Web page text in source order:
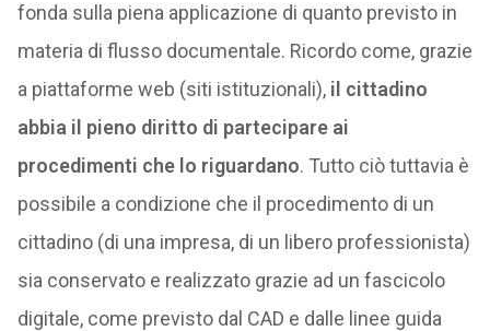
fonda sulla piena applicazione di quanto previsto in
materia di flusso documentale. Ricordo come, grazie
a piattaforme web (siti istituzionali), il cittadino
abbia il pieno diritto di partecipare ai
procedimenti che lo riguardano. Tutto ciò tuttavia è
possibile a condizione che il procedimento di un
cittadino (di una impresa, di un libero professionista)
sia conservato e realizzato grazie ad un fascicolo
digitale, come previsto dal CAD e dalle linee guida